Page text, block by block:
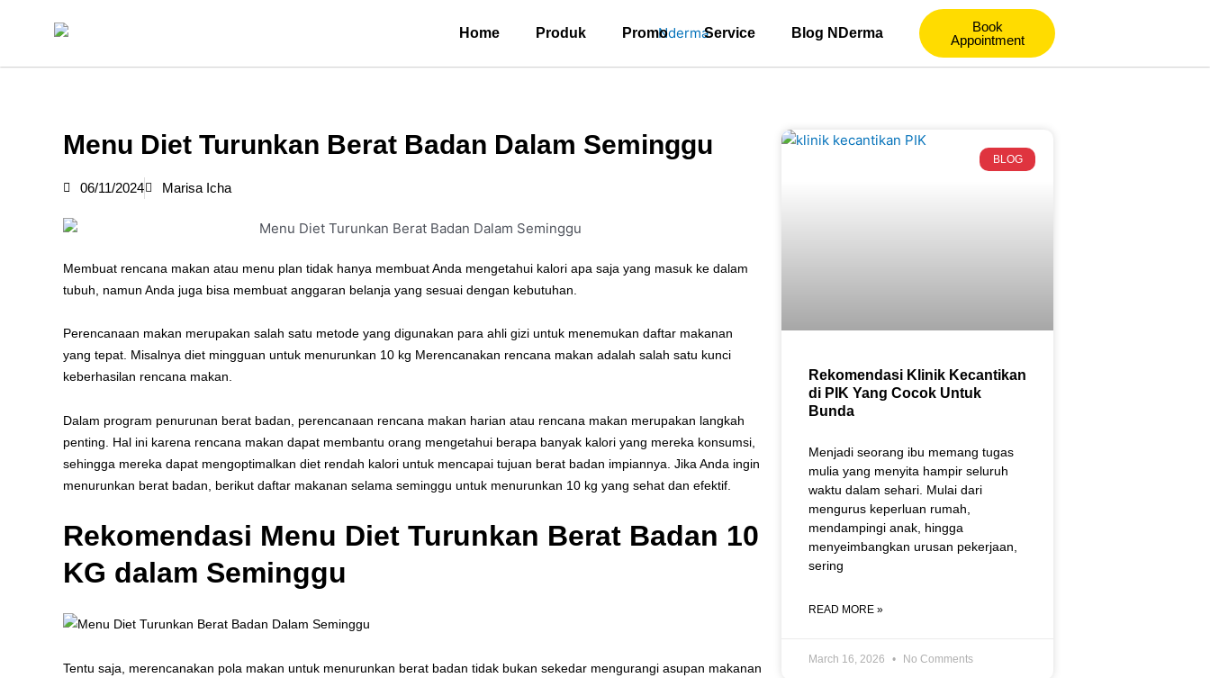
Home Produk Promo Service Blog NDerma
Book
Appointment
Menu Diet Turunkan Berat Badan Dalam Seminggu
06/11/2024 Marisa Icha
Membuat rencana makan atau menu plan tidak hanya membuat Anda mengetahui kalori apa saja yang masuk ke dalam
tubuh, namun Anda juga bisa membuat anggaran belanja yang sesuai dengan kebutuhan.
Perencanaan makan merupakan salah satu metode yang digunakan para ahli gizi untuk menemukan daftar makanan
yang tepat. Misalnya diet mingguan untuk menurunkan 10 kg Merencanakan rencana makan adalah salah satu kunci
keberhasilan rencana makan.
Dalam program penurunan berat badan, perencanaan rencana makan harian atau rencana makan merupakan langkah
penting. Hal ini karena rencana makan dapat membantu orang mengetahui berapa banyak kalori yang mereka konsumsi,
sehingga mereka dapat mengoptimalkan diet rendah kalori untuk mencapai tujuan berat badan impiannya. Jika Anda ingin
menurunkan berat badan, berikut daftar makanan selama seminggu untuk menurunkan 10 kg yang sehat dan efektif.
Rekomendasi Menu Diet Turunkan Berat Badan 10
KG dalam Seminggu
Tentu saja, merencanakan pola makan untuk menurunkan berat badan tidak bukan sekedar mengurangi asupan makanan
BLOG
Rekomendasi Klinik Kecantikan
di PIK Yang Cocok Untuk
Bunda
Menjadi seorang ibu memang tugas
mulia yang menyita hampir seluruh
waktu dalam sehari. Mulai dari
mengurus keperluan rumah,
mendampingi anak, hingga
menyeimbangkan urusan pekerjaan,
sering
READ MORE »
March 16, 2026 No Comments